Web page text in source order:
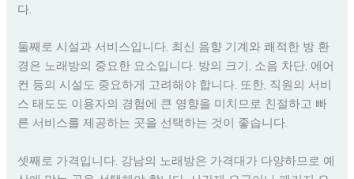
다.
둘째로 시설과 서비스입니다. 최신 음향 기계와 쾌적한 방 환
경은 노래방의 중요한 요소입니다. 방의 크기, 소음 차단, 에어
컨 등의 시설도 중요하게 고려해야 합니다. 또한, 직원의 서비
스 태도도 이용자의 경험에 큰 영향을 미치므로 친절하고 빠
른 서비스를 제공하는 곳을 선택하는 것이 좋습니다.
셋째로 가격입니다. 강남의 노래방은 가격대가 다양하므로 예